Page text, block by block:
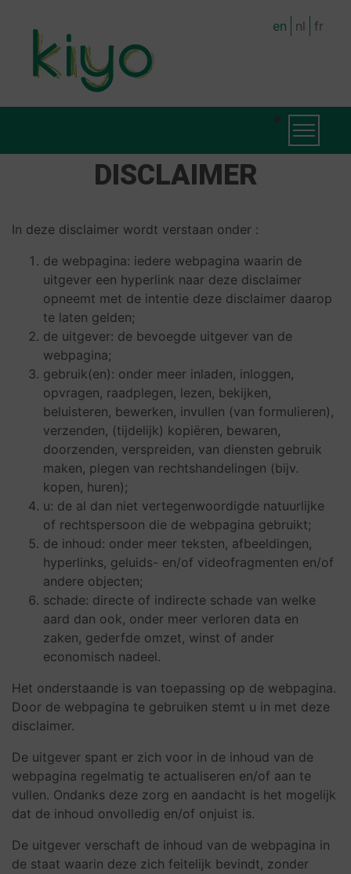
content
en nl fr
NAVIGATION
Toggle
DISCLAIMER
In deze disclaimer wordt verstaan onder :
de webpagina: iedere webpagina waarin de
uitgever een hyperlink naar deze disclaimer
opneemt met de intentie deze disclaimer daarop
te laten gelden;
de uitgever: de bevoegde uitgever van de
webpagina;
gebruik(en): onder meer inladen, inloggen,
opvragen, raadplegen, lezen, bekijken,
beluisteren, bewerken, invullen (van formulieren),
verzenden, (tijdelijk) kopiëren, bewaren,
doorzenden, verspreiden, van diensten gebruik
maken, plegen van rechtshandelingen (bijv.
kopen, huren);
u: de al dan niet vertegenwoordigde natuurlijke
of rechtspersoon die de webpagina gebruikt;
de inhoud: onder meer teksten, afbeeldingen,
hyperlinks, geluids- en/of videofragmenten en/of
andere objecten;
schade: directe of indirecte schade van welke
aard dan ook, onder meer verloren data en
zaken, gederfde omzet, winst of ander
economisch nadeel.
Het onderstaande is van toepassing op de webpagina.
Door de webpagina te gebruiken stemt u in met deze
disclaimer.
De uitgever spant er zich voor in de inhoud van de
webpagina regelmatig te actualiseren en/of aan te
vullen. Ondanks deze zorg en aandacht is het mogelijk
dat de inhoud onvolledig en/of onjuist is.
De uitgever verschaft de inhoud van de webpagina in
de staat waarin deze zich feitelijk bevindt, zonder